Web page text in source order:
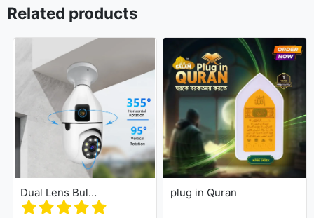
Related products
Dual Lens Bulb Holder Camera V380 Pro Apps 1080p full Hd Resulation cctv camera plug in Quran